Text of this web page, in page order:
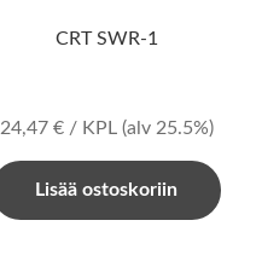
CRT SWR-1
24,47 €/ KPL (alv 25.5%)
Lisää ostoskoriin